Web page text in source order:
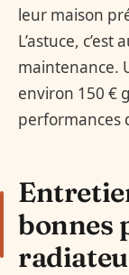
leur maison
L’astuce,
maintenance.
environ 150 €
performances
bonnes